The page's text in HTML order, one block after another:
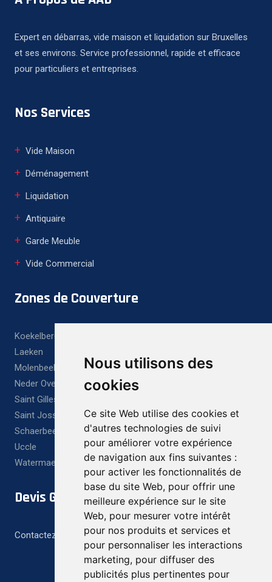
Nous utilisons des
cookies
Ce site Web utilise des cookies et
d'autres technologies de suivi
pour améliorer votre expérience
de navigation aux fins suivantes :
pour activer les fonctionnalités de
base du site Web, pour offrir une
meilleure expérience sur le site
Web, pour mesurer votre intérêt
pour nos produits et services et
pour personnaliser les interactions
marketing, pour diffuser des
publicités plus pertinentes pour
Expert en débarras, vide maison et liquidation sur Bruxelles
et ses environs. Service professionnel, rapide et efficace
pour particuliers et entreprises.
Nos Services
Vide Maison
Déménagement
Liquidation
Antiquaire
Garde Meuble
Vide Commercial
Zones de Couverture
Koekelberg
Laeken
Molenbeek
Neder Over Heembeek
Saint Gilles
Saint Josse Ten Noode
Schaerbeek
Uccle
Watermael Boitsfort
Devis Gratuit
Contactez-nous pour un devis gratuit et personnalisé